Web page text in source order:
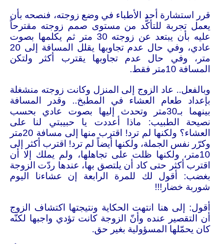
قرر استشارة أحد الأطباء في وضع زوجته، فنصحه بأن
يعمل تجربة للتأكُّد من مستوى صمم زوجته مقترحاً
عليه بأن يبتعد عن زوجته 30 متر ثم يكلمها بصوت
عادي، وفي حال عدم تجاوبها يقلل المسافة إلى 20
متر، وفي حال عدم تجاوبها يقترب أكثر ولتكن
المسافة 10متر فقط
.
وبالفعل.. عاد الزوج إلى المنزل وكانت زوجته منشغلة
بإعداد طعام العشاء في المطبخ.. وقدر المسافة
بينهما بـ30متر وتحدث إليها بصوت عادي بحسب
نصيحة الطبيب: ماذا أعددت يا حبيبتي لنا على
العشاء؟ ولكنها لم ترد! اقترب منها إلى مسافة 20متر
وكرّر نفس الجملة، ولكنها أيضاً لم ترد! اقترب أكثر إلى
10متر، ولكنها ظلت على تجاهلها، ولم يملك إلا أن
اقترب أكثر حتى كاد أن يلتصق بها، عندها ردّت الزوجة
بغضب: أقول لك للمرة الرابعة إن عشاءنا اليوم
شوربة خضار !!!
أقول: إلى هنا انتهت الحكاية ونتيجتها اكتشاف الزوج
أن التقصير عنده وأنّ الزوجة كانت تؤدي واجبها لكنّه
كان يحمّلها المسؤولية بغير حق.